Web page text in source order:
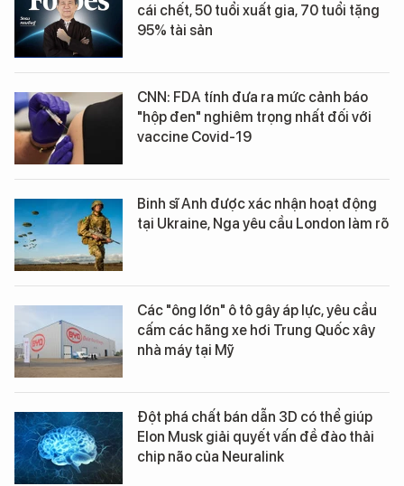
cái chết, 50 tuổi xuất gia, 70 tuổi tặng
95% tài sản
CNN: FDA tính đưa ra mức cảnh báo
"hộp đen" nghiêm trọng nhất đối với
vaccine Covid-19
Binh sĩ Anh được xác nhận hoạt động
tại Ukraine, Nga yêu cầu London làm rõ
Các "ông lớn" ô tô gây áp lực, yêu cầu
cấm các hãng xe hơi Trung Quốc xây
nhà máy tại Mỹ
Đột phá chất bán dẫn 3D có thể giúp
Elon Musk giải quyết vấn đề đào thải
chip não của Neuralink